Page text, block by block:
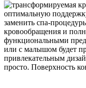
оптимальную
заменить спа-
кровообращения и
функциональными
или с малышом будет
привлекательным
просто. Поверхность